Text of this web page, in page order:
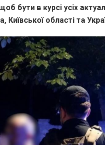
бути в курсі усіх
Київської області та